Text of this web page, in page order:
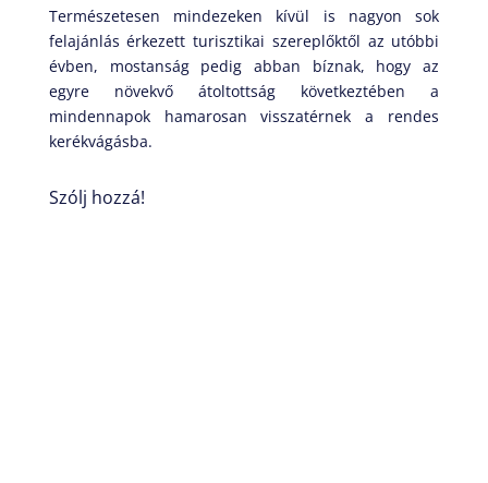
Természetesen mindezeken kívül is nagyon sok
felajánlás érkezett turisztikai szereplőktől az utóbbi
évben, mostanság pedig abban bíznak, hogy az
egyre növekvő átoltottság következtében a
mindennapok hamarosan visszatérnek a rendes
kerékvágásba.
Szólj hozzá!